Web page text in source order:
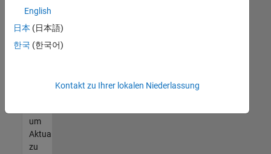
Ihren
entsprechen,
werden
unseres
um
Aktualisierungen
zu
English
日本 (日本語)
한국 (한국어)
Kontakt zu Ihrer lokalen Niederlassung